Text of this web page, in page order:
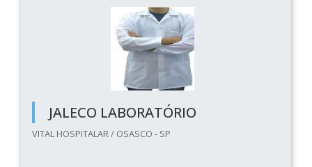
JALECO LABORATÓRIO
VITAL HOSPITALAR / OSASCO - SP